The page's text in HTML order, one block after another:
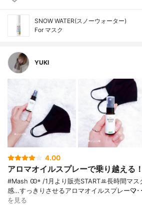
SNOW WATER(スノーウォーター)
For マスク
YUKI
4.00
アロマオイルスプレーで乗り越える！
#Mash Ꙭ꙳ / 1月より販売STARTꔛ‬長時間マス
感…すっきりさせるアロマオイルスプレー
を見る